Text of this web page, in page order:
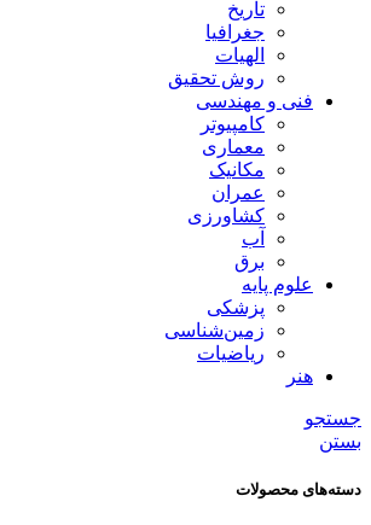
تاریخ
جغرافیا
الهیات
روش تحقیق
فنی و مهندسی
کامپیوتر
معماری
مکانیک
عمران
کشاورزی
آب
برق
علوم پایه
پزشکی
زمین‌شناسی
ریاضیات
هنر
جستجو
بستن
دسته‌های محصولات